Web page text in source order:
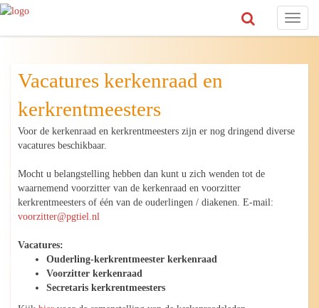
Toggle
Vacatures kerkenraad en
kerkrentmeesters
Voor de kerkenraad en kerkrentmeesters zijn er nog dringend diverse
vacatures beschikbaar.
Mocht u belangstelling hebben dan kunt u zich wenden tot de
waarnemend voorzitter van de kerkenraad en voorzitter
kerkrentmeesters of één van de ouderlingen / diakenen. E-mail:
voorzitter@pgtiel.nl
Vacatures:
Ouderling-kerkrentmeester kerkenraad
Voorzitter kerkenraad
Secretaris kerkrentmeesters